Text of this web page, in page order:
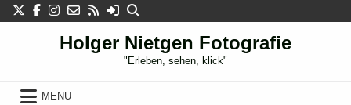
Skip
to
Holger Nietgen Fotografie
"Erleben, sehen, klick"
MENU